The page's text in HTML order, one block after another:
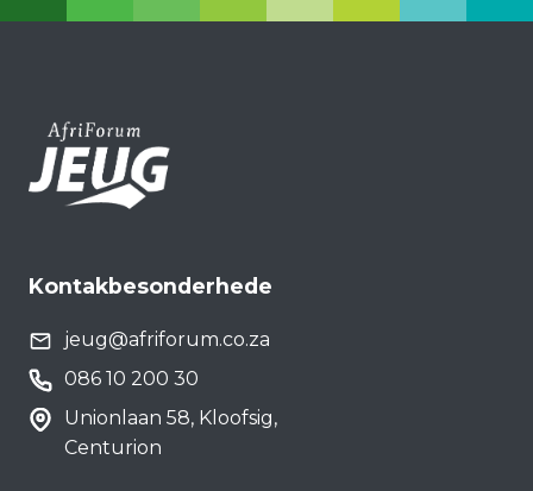
Kontakbesonderhede
jeug@afriforum.co.za
086 10 200 30
Unionlaan 58, Kloofsig,
Centurion